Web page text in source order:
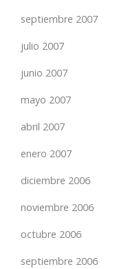
septiembre 2007
julio 2007
junio 2007
mayo 2007
abril 2007
enero 2007
diciembre 2006
noviembre 2006
octubre 2006
septiembre 2006